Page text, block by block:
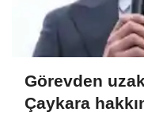
Görevden
Çaykara